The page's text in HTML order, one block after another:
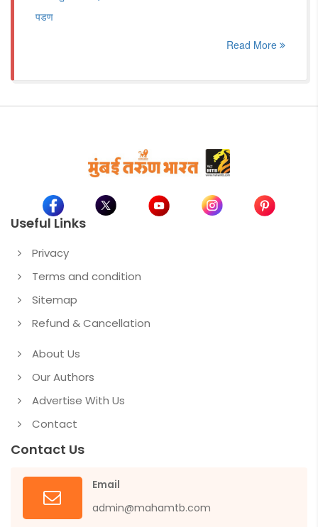
पडण
Read More
Useful Links
Privacy
Terms and condition
Sitemap
Refund & Cancellation
About Us
Our Authors
Advertise With Us
Contact
Contact Us
Email
admin@mahamtb.com